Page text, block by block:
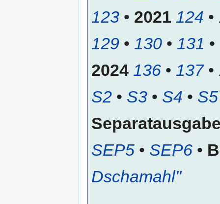
123 • 2021 124 •
129 • 130 • 131 •
2024 136 • 137•
S2 • S3 • S4 • S5
SEP5 • SEP6 •
Dschamahl"